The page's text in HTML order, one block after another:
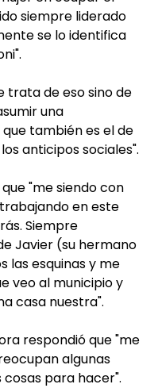
siempre liderado
se lo identifica
trata de eso sino de
una
también es el de
anticipos sociales".
"me siendo con
en este
Siempre
Javier (su hermano
las esquinas y me
veo al municipio y
casa nuestra".
respondió que "me
algunas
cosas para hacer".